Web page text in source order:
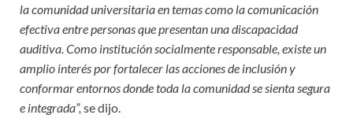
la comunidad universitaria en temas como la comunicación
efectiva entre personas que presentan una discapacidad
auditiva. Como institución socialmente responsable, existe un
amplio interés por fortalecer las acciones de inclusión y
conformar entornos donde toda la comunidad se sienta segura
e integrada”, se dijo.